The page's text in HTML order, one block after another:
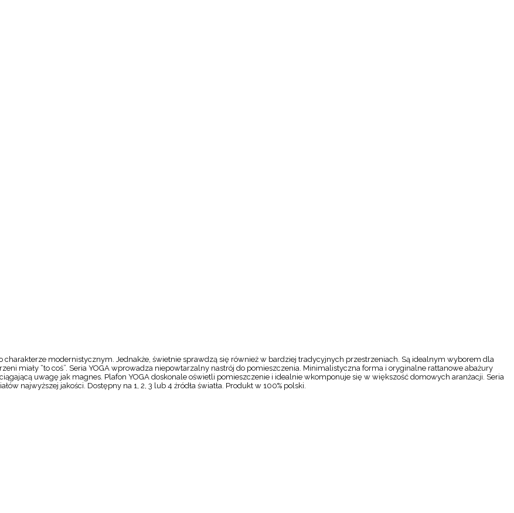
charakterze modernistycznym. Jednakże, świetnie sprawdzą się również w bardziej tradycyjnych przestrzeniach. Są idealnym wyborem dla
miały “to coś”. Seria YOGA wprowadza niepowtarzalny nastrój do pomieszczenia. Minimalistyczna forma i oryginalne rattanowe abażury
uwagę jak magnes. Plafon YOGA doskonale oświetli pomieszczenie i idealnie wkomponuje się w większość domowych aranżacji. Seria
najwyższej jakości. Dostępny na 1, 2, 3 lub 4 źródła światła. Produkt w 100% polski.